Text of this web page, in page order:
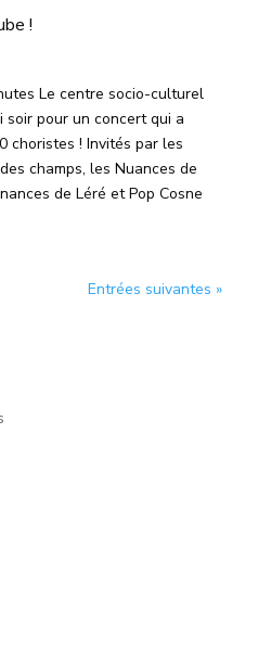
!
Le centre socio-culturel
pour un concert qui a
choristes ! Invités par les
champs, les Nuances de
de Léré et Pop Cosne
Entrées suivantes »